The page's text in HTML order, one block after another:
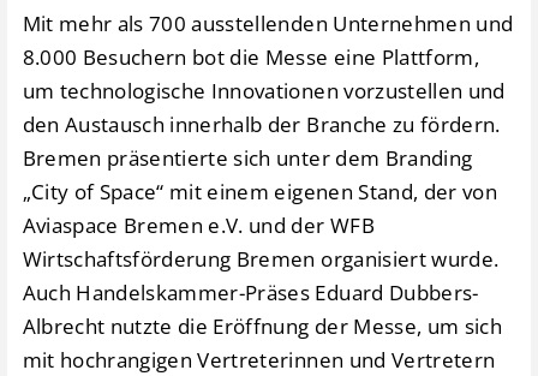
Mit mehr als 700 ausstellenden Unternehmen und
8.000 Besuchern bot die Messe eine Plattform,
um technologische Innovationen vorzustellen und
den Austausch innerhalb der Branche zu fördern.
Bremen präsentierte sich unter dem Branding
„City of Space“ mit einem eigenen Stand, der von
Aviaspace Bremen e.V. und der WFB
Wirtschaftsförderung Bremen organisiert wurde.
Auch Handelskammer-Präses Eduard Dubbers-
Albrecht nutzte die Eröffnung der Messe, um sich
mit hochrangigen Vertreterinnen und Vertretern